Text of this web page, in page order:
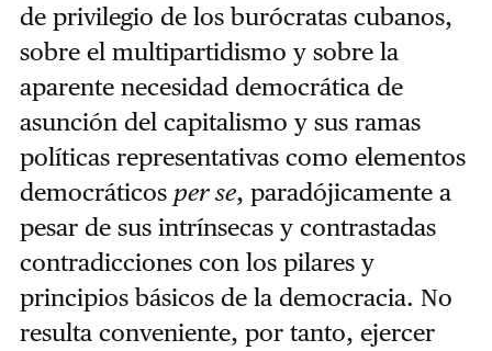
de privilegio de los burócratas cubanos,
sobre el multipartidismo y sobre la
aparente necesidad democrática de
asunción del capitalismo y sus ramas
políticas representativas como elementos
democráticos per se, paradójicamente a
pesar de sus intrínsecas y contrastadas
contradicciones con los pilares y
principios básicos de la democracia. No
resulta conveniente, por tanto, ejercer